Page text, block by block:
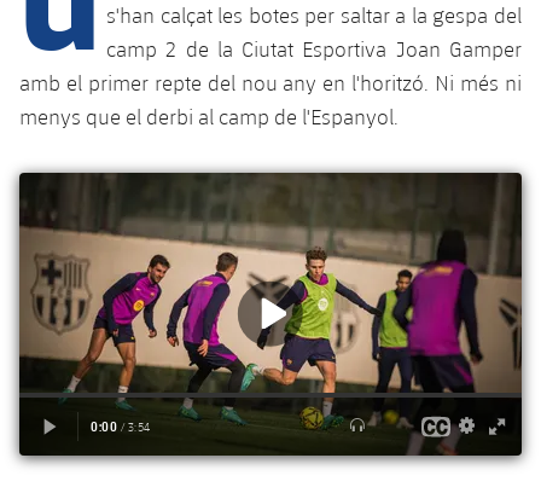
plusicon
més
Spotify Camp Nou
Palau Blaugrana
Estadi Johan Cruyff
Barça Cafe
Ciutat Esportiva
plusicon
més
SUB13
SUB12
SUB11 A
SUB11 B
SUB10 A
SUB10 B
SUB9 A
SUB9 B
SUB13 B
SUB12 C
SUB11 C
Entrades
Gameday Shows
Resultats
Classificacions
Jugadors
Fotos
Història
Base
Barça Atlètic
Junior
Cadet A
Cadet B
Infantil A
Infantil B
Mini
Campus Estiu
PLUSICON
MÉS
Actualitat
Calendari
Entrades
Resultats
plusicon
més
Actualitat
Calendari
Resultats
Classificació
Base
plusicon
més
Actualitat
Juvenil
Cadet A
PLUSICON
MÉS
Primer equip
plusicon
més
Actualitat
Barça Atlètic
s'han calçat les botes per saltar a la gespa del
camp 2 de la Ciutat Esportiva Joan Gamper
amb el primer repte del nou any en l'horitzó. Ni més ni
menys que el derbi al camp de l'Espanyol.